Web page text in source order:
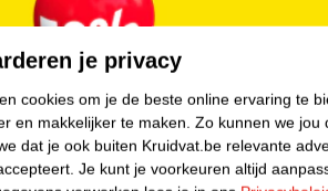
beschermt Robijn Morgenfris je
afbreekbare ingrediënten* en de
je privacy
cookies om je de beste online ervaring te
en makkelijker te maken. Zo kunnen we jou
dat je ook buiten Kruidvat.be relevante
Je kunt je voorkeuren altijd